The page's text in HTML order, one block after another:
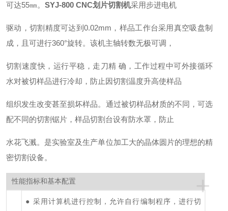
可达55㎜。 SYJ-800 CNC划片切割机采用步进电机
驱动，切割精度可达到0.02mm，样品工作台采用真空吸盘制
成，且可进行360°旋转。该机主轴转数无极可调，
切割速度快，运行平稳，走刀精 确，工作过程中可外接循环
水对被切样品进行冷却，防止因切割温度升高使样品
组织发生改变甚至损坏样品。通过被切样品材质的不同，可选
配不同的切割锯片，样品切割台设有防水罩，防止
水花飞溅。是实验室及生产单位加工大的晶体圆片的理想的精
密切割设备。
+
性能指标和基本配置
● 采用计算机进行控制，允许自行编制程序，进行切